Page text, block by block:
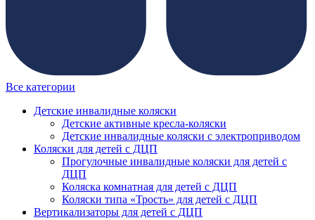
Все категории
Детские инвалидные коляски
Детские активные кресла-коляски
Детские инвалидные коляски с электроприводом
Коляски для детей с ДЦП
Прогулочные инвалидные коляски для детей с
ДЦП
Коляска комнатная для детей с ДЦП
Коляски типа «Трость» для детей с ДЦП
Вертикализаторы для детей с ДЦП